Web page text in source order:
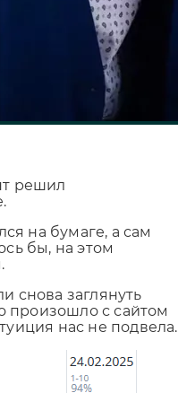
решил
на бумаге, а сам
бы, на этом
снова заглянуть
произошло с сайтом
нас не подвела.